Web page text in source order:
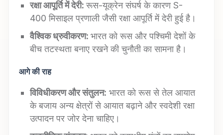
रक्षा आपूर्ति में देरी:रूस-यूक्रेन संघर्ष के कारण S-
400 मिसाइल प्रणाली जैसी रक्षा आपूर्ति में देरी हुई है।
वैश्विक ध्रुवीकरण:भारत को रूस और पश्चिमी देशों के
बीच तटस्थता बनाए रखने की चुनौती का सामना है।
आगे की राह
विविधीकरण और संतुलन: भारत को रूस से तेल आयात
के बजाय अन्य क्षेत्रों से आयात बढ़ाने और स्वदेशी रक्षा
उत्पादन पर जोर देना चाहिए।